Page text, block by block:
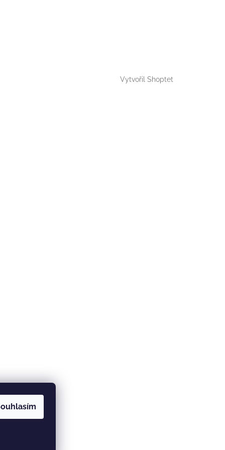
Vytvořil Shoptet